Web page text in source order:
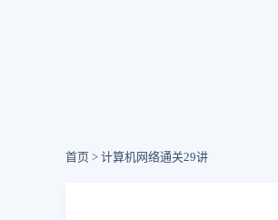
首页 > 计算机网络通关29讲